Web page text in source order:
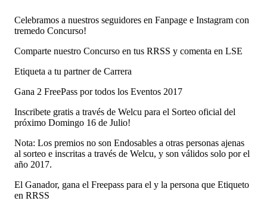
Celebramos a nuestros seguidores en Fanpage e Instagram con
tremedo Concurso!
Comparte nuestro Concurso en tus RRSS y comenta en LSE
Etiqueta a tu partner de Carrera
Gana 2 FreePass por todos los Eventos 2017
Inscribete gratis a través de Welcu para el Sorteo oficial del
próximo Domingo 16 de Julio!
Nota: Los premios no son Endosables a otras personas ajenas
al sorteo e inscritas a través de Welcu, y son válidos solo por el
año 2017.
El Ganador, gana el Freepass para el y la persona que Etiqueto
en RRSS